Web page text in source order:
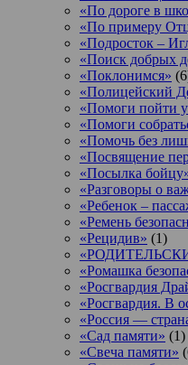
«По дороге в
«По примеру
«Подросток ‒
«Поиск добрых
«Поклонимся»
«Полицейский
«Помоги пойти
«Помоги
«Помочь без
«Посвящение
«Посылка
«Разговоры о
«Ребенок –
«Ремень
«Рецидив» (1)
«Ромашка
«Росгвардия
«Росгвардия. В
«Россия —
«Сад памяти» (1)
«Свеча памяти»